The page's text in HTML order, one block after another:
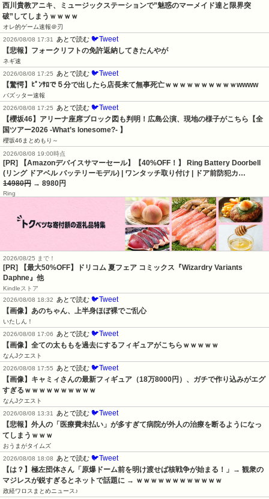
西川貴教アニキ、ミュージックステーションで”魅惑のマーメイド達と限界突
破”してしまうｗｗｗｗ
オレ的ゲーム速報＠刃
2026/08/08 17:31
あとで読む 🐦Tweet
【悲報】フォークリフトの免許返納してきたんやが
ネギ速
2026/08/08 17:25
あとで読む 🐦Tweet
【驚愕】ﾋﾟﾝｻﾛで５分で出したら店長来て無事死亡ｗｗｗｗｗｗｗｗｗｗwwww
バズッター速報
2026/08/08 17:25
あとで読む 🐦Tweet
【櫻坂46】アリーナ座席ブロック図も判明！広島公演、現地の様子がこちら【全
国ツアー2026 -What’s lonesome?- 】
櫻坂46まとめもり～
2026/08/08 19:00時点
[PR] 【Amazonデバイスサマーセール】【40%OFF！】 Ring Battery Doorbell
(リング ドアベル バッテリーモデル) | ワンタッチ取り付け | ドア前防犯カ…
14980円 → 8980円
Ring
2026/08/25 まで！
[PR]
【最大50%OFF】ドリコム 夏フェア コミックス『Wizardry Variants
Daphne』他
Kindleストア
2026/08/08 18:32
あとで読む 🐦Tweet
【画像】あのちゃん、上半身ほぼ裸でご乱心
いたしん！
2026/08/08 17:06
あとで読む 🐦Tweet
【画像】全ての太ももを過去にするフィギュアがこちらｗｗｗｗｗ
なんJクエスト
2026/08/08 17:55
あとで読む 🐦Tweet
【画像】キャミィさんの最新フィギュア（18万8000円）、ガチで作り込みがエグ
すぎるｗｗｗｗｗｗｗｗｗｗ
なんJクエスト
2026/08/08 13:31
あとで読む 🐦Tweet
【悲報】外人の「医療費未払い」が多すぎて病院が外人の治療を断るようになっ
てしまうｗｗｗ
おうまがタイムズ
2026/08/08 18:08
あとで読む 🐦Tweet
【は？】極左団体さん「原爆ドーム前を明け渡せば核戦争が始まる！」→ 観衆の
マジレスが鋭すぎるとネットで話題に → ｗｗｗｗｗｗｗｗｗｗｗｗ
政経ワロスまとめニュース♪